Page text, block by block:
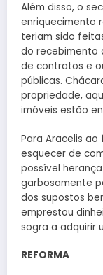
Além disso, o
enriquecimento
teriam sido
do recebimento
de contratos e
públicas.
propriedade,
imóveis estão
Para Aracelis
esquecer de
possível
garbosamente
dos supostos
emprestou
sogra a adquirir
REFORMA